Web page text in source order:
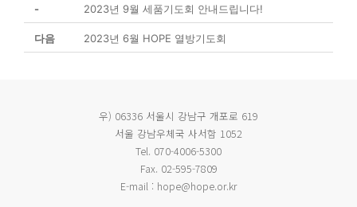
- 2023년 9월 세품기도회 안내드립니다!
다음 2023년 6월 HOPE 열방기도회
우) 06336 서울시 강남구 개포로 619
서울 강남우체국 사서함 1052
Tel. 070-4006-5300
Fax. 02-595-7809
E-mail : hope@hope.or.kr